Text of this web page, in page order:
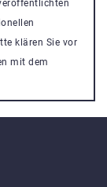
klären Sie vor
mit dem